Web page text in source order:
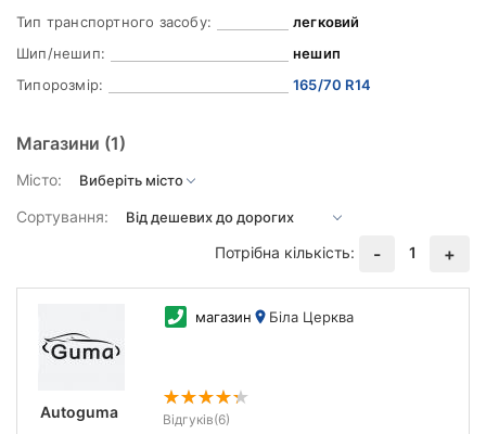
Тип транспортного засобу:
легковий
Шип/нешип:
нешип
Типорозмір:
165/70 R14
Магазини (1)
Місто:
Сортування:
Потрібна кількість:
- 1 +
Autoguma
магазин Біла Церква
Відгуків(6)